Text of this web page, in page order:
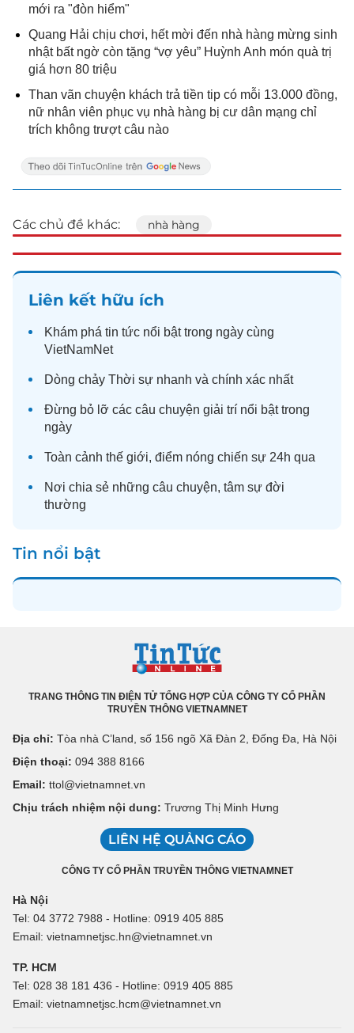
mới ra "đòn hiểm"
Quang Hải chịu chơi, hết mời đến nhà hàng mừng sinh
nhật bất ngờ còn tặng “vợ yêu” Huỳnh Anh món quà trị
giá hơn 80 triệu
Than vãn chuyện khách trả tiền tip có mỗi 13.000 đồng,
nữ nhân viên phục vụ nhà hàng bị cư dân mạng chỉ
trích không trượt câu nào
Các chủ đề khác: nhà hàng
Liên kết hữu ích
Khám phá tin tức nổi bật trong ngày cùng
VietNamNet
Dòng chảy Thời sự nhanh và chính xác nhất
Đừng bỏ lỡ các câu chuyện giải trí nổi bật trong
ngày
Toàn cảnh thế giới, điểm nóng chiến sự 24h qua
Nơi chia sẻ những câu chuyện, tâm sự đời
thường
Tin nổi bật
TRANG THÔNG TIN ĐIỆN TỬ TỔNG HỢP CỦA CÔNG TY CỔ PHẦN
TRUYỀN THÔNG VIETNAMNET
Địa chỉ: Tòa nhà C’land, số 156 ngõ Xã Đàn 2, Đống Đa, Hà Nội
Điện thoại: 094 388 8166
Email: ttol@vietnamnet.vn
Chịu trách nhiệm nội dung: Trương Thị Minh Hưng
LIÊN HỆ QUẢNG CÁO
CÔNG TY CỔ PHẦN TRUYỀN THÔNG VIETNAMNET
Hà Nội
Tel: 04 3772 7988 - Hotline: 0919 405 885
Email: vietnamnetjsc.hn@vietnamnet.vn
TP. HCM
Tel: 028 38 181 436 - Hotline: 0919 405 885
Email: vietnamnetjsc.hcm@vietnamnet.vn